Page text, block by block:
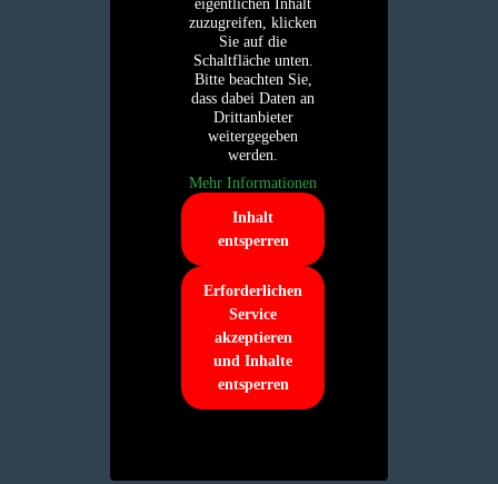
eigentlichen Inhalt
zuzugreifen, klicken
Sie auf die
Schaltfläche unten.
Bitte beachten Sie,
dass dabei Daten an
Drittanbieter
weitergegeben
werden.
Mehr Informationen
Inhalt
entsperren
Erforderlichen
Service
akzeptieren
und Inhalte
entsperren